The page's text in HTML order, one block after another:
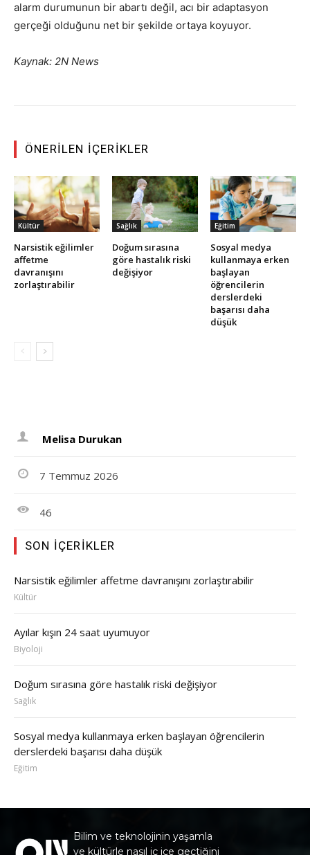
alarm durumunun bir abartı değil, acı bir adaptasyon
gerçeği olduğunu net bir şekilde ortaya koyuyor.
Kaynak: 2N News
ÖNERILEN İÇERIKLER
Kültür
Narsistik eğilimler
affetme
davranışını
zorlaştırabilir
Sağlık
Doğum sırasına
göre hastalık riski
değişiyor
Eğitim
Sosyal medya
kullanmaya erken
başlayan
öğrencilerin
derslerdeki
başarısı daha
düşük
Melisa Durukan
7 Temmuz 2026
46
SON İÇERIKLER
Narsistik eğilimler affetme davranışını zorlaştırabilir
Kültür
Ayılar kışın 24 saat uyumuyor
Biyoloji
Doğum sırasına göre hastalık riski değişiyor
Sağlık
Sosyal medya kullanmaya erken başlayan öğrencilerin
derslerdeki başarısı daha düşük
Eğitim
Bilim ve teknolojinin yaşamla
ve kültürle nasıl iç içe geçtiğini